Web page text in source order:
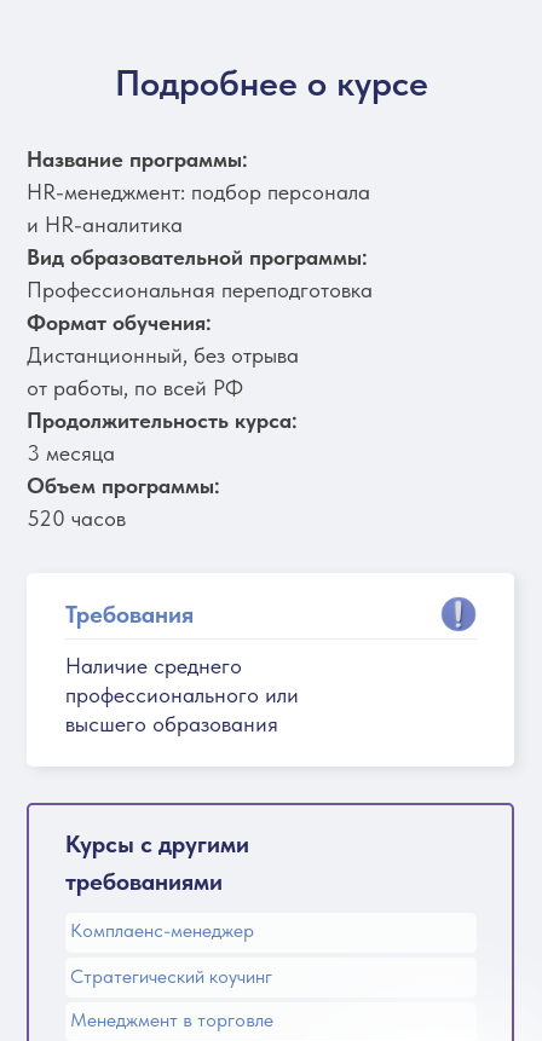
Подробнее о курсе
Название программы:
HR-менеджмент: подбор персонала
и HR-аналитика
Вид образовательной программы:
Профессиональная переподготовка
Формат обучения:
Дистанционный, без отрыва
от работы, по всей РФ
Продолжительность курса:
3 месяца
Объем программы:
520 часов
Курсы с другими
требованиями
Наличие среднего
профессионального или
высшего образования
Требования
Менеджмент в торговле
Комплаенс-менеджер
Стратегический коучинг